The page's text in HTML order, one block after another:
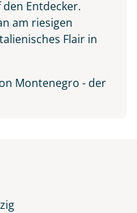
Entdecker.
am riesigen
Flair in
Montenegro - der